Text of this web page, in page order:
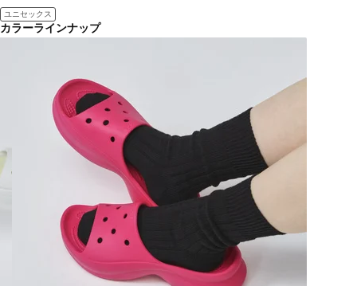
ユニセックス
カラーラインナップ